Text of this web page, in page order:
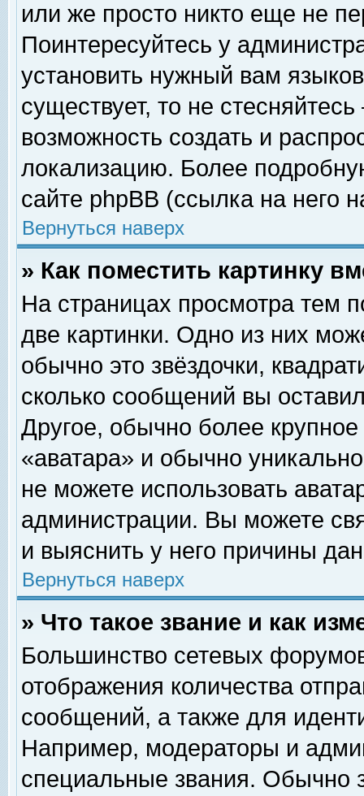
или же просто никто еще не
Поинтересуйтесь у
установить нужный вам
существует, то не
возможность создать и
локализацию. Более
сайте phpBB (ссылка на него
Вернуться наверх
» Как поместить картинку
На страницах просмотра тем
две картинки. Одно из них
обычно это звёздочки,
сколько сообщений вы
Другое, обычно более
«аватара» и обычно
не можете использовать
администрации. Вы можете
и выяснить у него причины
Вернуться наверх
» Что такое звание и как
Большинство сетевых
отображения количества
сообщений, а также для
Например, модераторы и
специальные звания. Обычно